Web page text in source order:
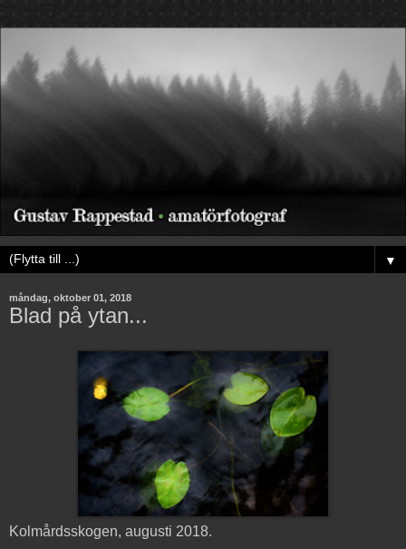
▼
måndag, oktober 01, 2018
Blad på ytan...
Kolmårdsskogen, augusti 2018.